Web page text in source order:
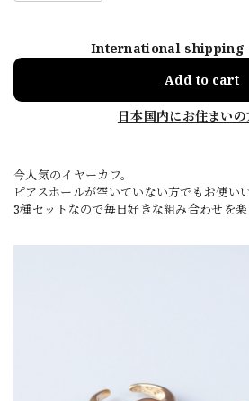
International shipping
Add to cart
日本国内にお住まい
今人気のイヤーカフ。
ピアスホールが空いていない方でもお使い
3種セットなので毎日好きな組み合わせを楽